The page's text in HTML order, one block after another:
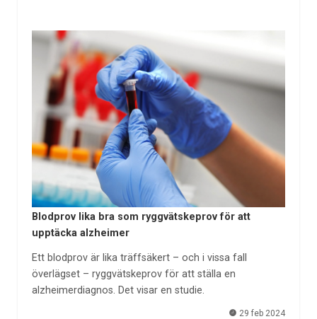
Blodprov lika bra som ryggvätskeprov för att
upptäcka alzheimer
Ett blodprov är lika träffsäkert – och i vissa fall
överlägset – ryggvätskeprov för att ställa en
alzheimerdiagnos. Det visar en studie.
29 feb 2024